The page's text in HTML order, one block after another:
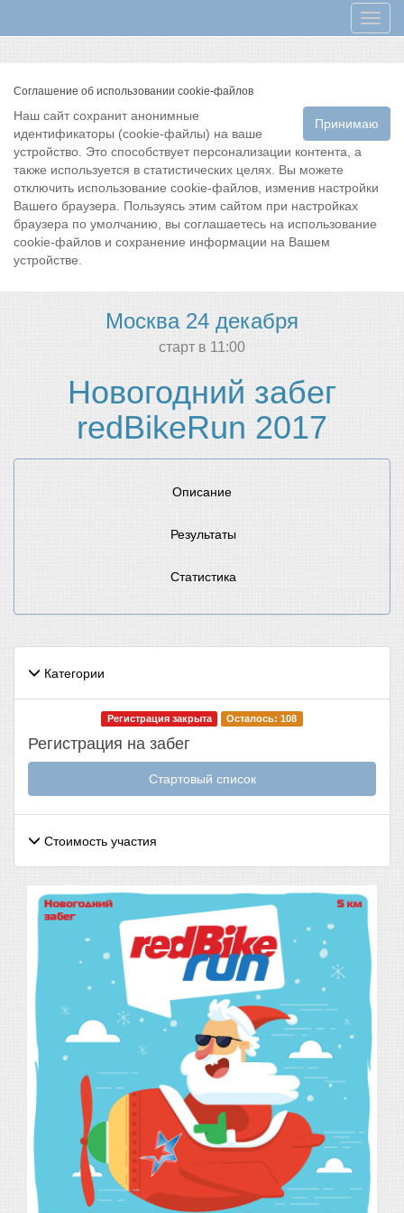
Меню
Соглашение об использовании cookie-файлов
Принимаю
Наш сайт сохранит анонимные
идентификаторы (cookie-файлы) на ваше
устройство. Это способствует персонализации контента, а
также используется в статистических целях. Вы можете
отключить использование cookie-файлов, изменив настройки
Вашего браузера. Пользуясь этим сайтом при настройках
браузера по умолчанию, вы соглашаетесь на использование
cookie-файлов и сохранение информации на Вашем
устройстве.
Москва 24 декабря
cтарт в 11:00
Новогодний забег
redBikeRun 2017
Описание
Результаты
Статистика
Категории
Регистрация закрыта Осталось: 108
Регистрация на забег
Стартовый список
Стоимость участия